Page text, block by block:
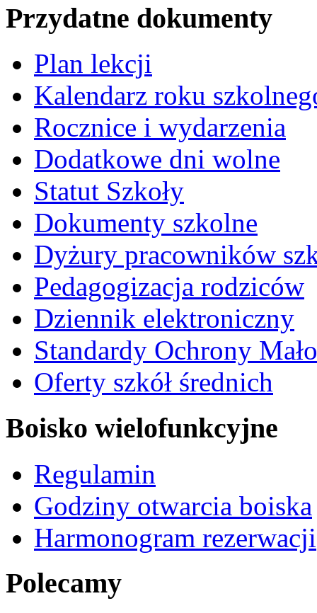
Przydatne dokumenty
Plan lekcji
Kalendarz roku
Rocznice i wydarzenia
Dodatkowe dni wolne
Statut Szkoły
Dokumenty szkolne
Dyżury pracowników
Pedagogizacja rodziców
Dziennik elektroniczny
Standardy Ochrony
Oferty szkół średnich
Boisko wielofunkcyjne
Regulamin
Godziny otwarcia boiska
Harmonogram rezerwacji
Polecamy